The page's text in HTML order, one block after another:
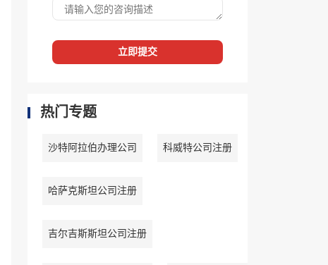
立即提交
热门专题
沙特阿拉伯办理公司 科威特公司注册
哈萨克斯坦公司注册
吉尔吉斯斯坦公司注册